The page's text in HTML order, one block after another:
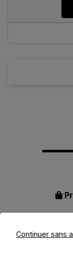
Continuer sans